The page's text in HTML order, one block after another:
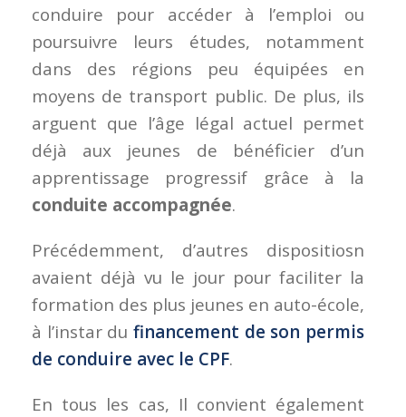
conduire pour accéder à l’emploi ou
poursuivre leurs études, notamment
dans des régions peu équipées en
moyens de transport public. De plus, ils
arguent que l’âge légal actuel permet
déjà aux jeunes de bénéficier d’un
apprentissage progressif grâce à la
conduite accompagnée.
Précédemment, d’autres dispositiosn
avaient déjà vu le jour pour faciliter la
formation des plus jeunes en auto-école,
à l’instar dufinancement de son permis
de conduire avec le CPF.
En tous les cas, Il convient également